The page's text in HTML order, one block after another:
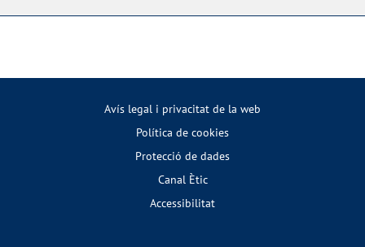
Avís legal i privacitat de la web
Política de cookies
Protecció de dades
Canal Ètic
Accessibilitat